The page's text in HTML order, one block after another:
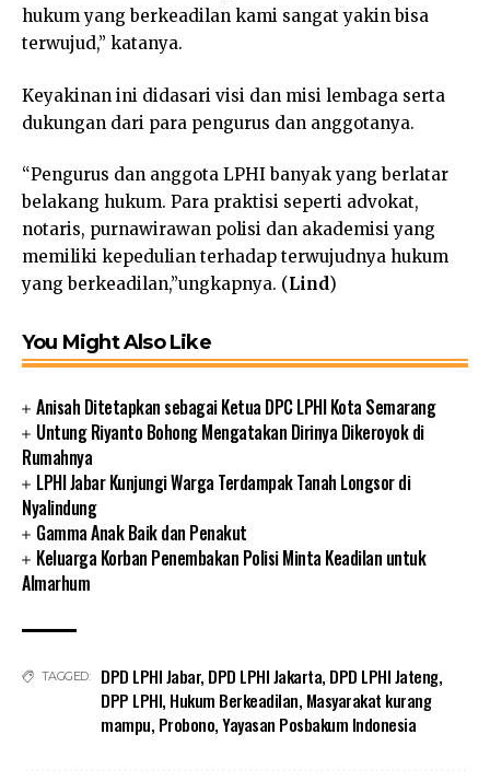
hukum yang berkeadilan kami sangat yakin bisa
terwujud,” katanya.
Keyakinan ini didasari visi dan misi lembaga serta
dukungan dari para pengurus dan anggotanya.
“Pengurus dan anggota LPHI banyak yang berlatar
belakang hukum. Para praktisi seperti advokat,
notaris, purnawirawan polisi dan akademisi yang
memiliki kepedulian terhadap terwujudnya hukum
yang berkeadilan,”ungkapnya. (Lind)
You Might Also Like
Anisah Ditetapkan sebagai Ketua DPC LPHI Kota Semarang
Untung Riyanto Bohong Mengatakan Dirinya Dikeroyok di
Rumahnya
LPHI Jabar Kunjungi Warga Terdampak Tanah Longsor di
Nyalindung
Gamma Anak Baik dan Penakut
Keluarga Korban Penembakan Polisi Minta Keadilan untuk
Almarhum
TAGGED: DPD LPHI Jabar, DPD LPHI Jakarta, DPD LPHI Jateng,
DPP LPHI, Hukum Berkeadilan, Masyarakat kurang
mampu, Probono,Yayasan Posbakum Indonesia